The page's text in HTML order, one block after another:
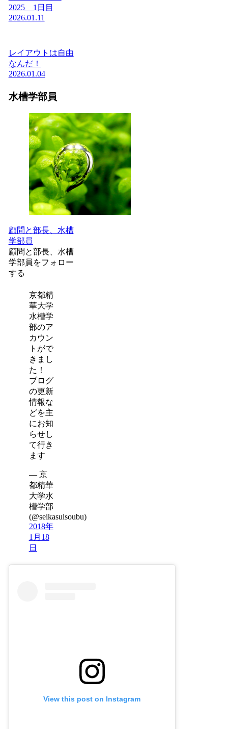
2025 1日目
2026.01.11
レイアウトは自由
なんだ！
2026.01.04
水槽学部員
顧問と部長、水槽
学部員
顧問と部長、水槽
学部員をフォロー
する
京都精
華大学
水槽学
部のア
カウン
トがで
きまし
た！
ブログ
の更新
情報な
どを主
にお知
らせし
て行き
ます
— 京
都精華
大学水
槽学部
(@seikasuisoubu)
2018年
1月18
日
View this post on Instagram